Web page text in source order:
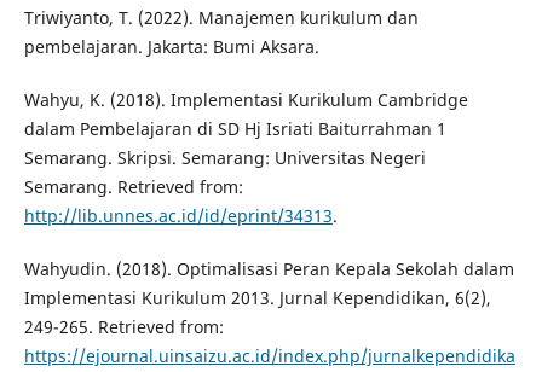
Triwiyanto, T. (2022). Manajemen kurikulum dan
pembelajaran. Jakarta: Bumi Aksara.
Wahyu, K. (2018). Implementasi Kurikulum Cambridge
dalam Pembelajaran di SD Hj Isriati Baiturrahman 1
Semarang. Skripsi. Semarang: Universitas Negeri
Semarang. Retrieved from:
http://lib.unnes.ac.id/id/eprint/34313.
Wahyudin. (2018). Optimalisasi Peran Kepala Sekolah dalam
Implementasi Kurikulum 2013. Jurnal Kependidikan, 6(2),
249-265. Retrieved from:
https://ejournal.uinsaizu.ac.id/index.php/jurnalkependidika